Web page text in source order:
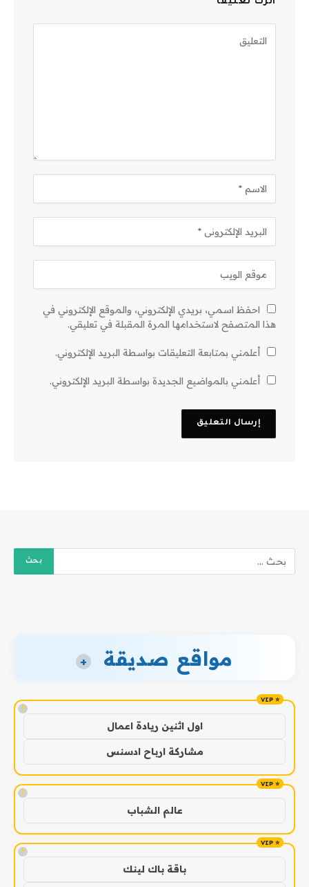
احفظ اسمي، بريدي الإلكتروني، والموقع الإلكتروني في
هذا المتصفح لاستخدامها المرة المقبلة في تعليقي.
أعلمني بمتابعة التعليقات بواسطة البريد الإلكتروني.
أعلمني بالمواضيع الجديدة بواسطة البريد الإلكتروني.
مواقع صديقة +
!
اول اثنين ريادة اعمال
مشاركة ارباح ادسنس
!
عالم الشباب
!
باقة باك لينك